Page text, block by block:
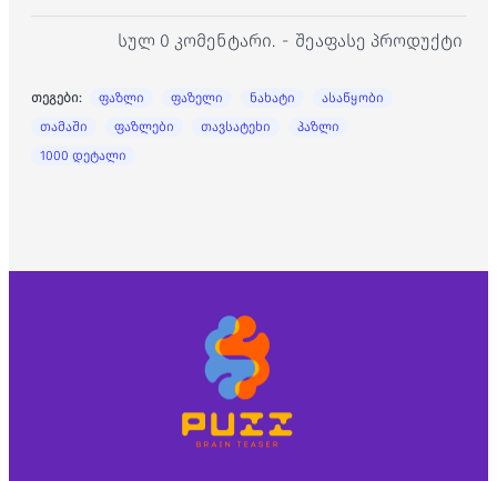
სულ 0 კომენტარი. - შეაფასე პროდუქტი
თეგები: ფაზლი ფაზელი ნახატი
ასაწყობი
თამაში
ფაზლები თავსატეხი
პაზლი
1000 დეტალი